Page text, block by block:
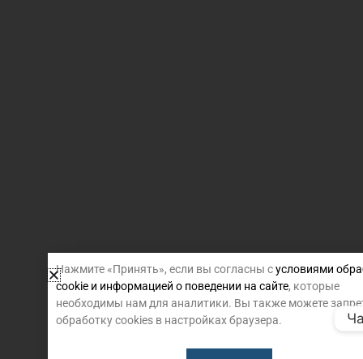
Нажмите «Принять», если вы согласны сусловиями
cookie и информацией о поведении на сайте, которые
необходимы нам для аналитики. Вы также можете
обработку cookies в настройках браузера.